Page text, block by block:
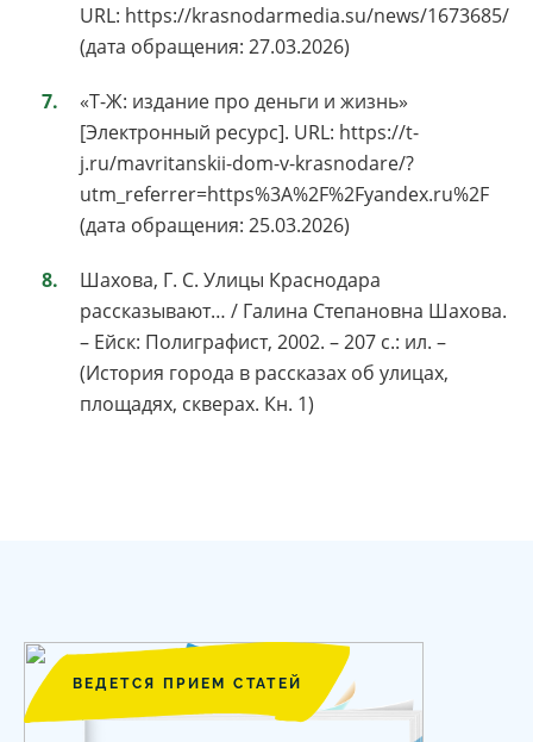
URL: https://krasnodarmedia.su/news/1673685/
(дата обращения: 27.03.2026)
«Т-Ж: издание про деньги и жизнь»
[Электронный ресурс]. URL: https://t-
j.ru/mavritanskii-dom-v-krasnodare/?
utm_referrer=https%3A%2F%2Fyandex.ru%2F
(дата обращения: 25.03.2026)
Шахова, Г. С. Улицы Краснодара
рассказывают… / Галина Степановна Шахова.
– Ейск: Полиграфист, 2002. – 207 c.: ил. –
(История города в рассказах об улицах,
площадях, скверах. Кн. 1)
ВЕДЕТСЯ ПРИЕМ СТАТЕЙ